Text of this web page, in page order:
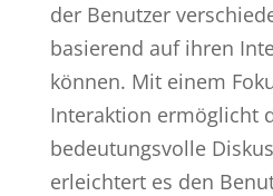
der Benutzer
basierend auf ihren
können. Mit einem
Interaktion ermöglicht
bedeutungsvolle
erleichtert es den